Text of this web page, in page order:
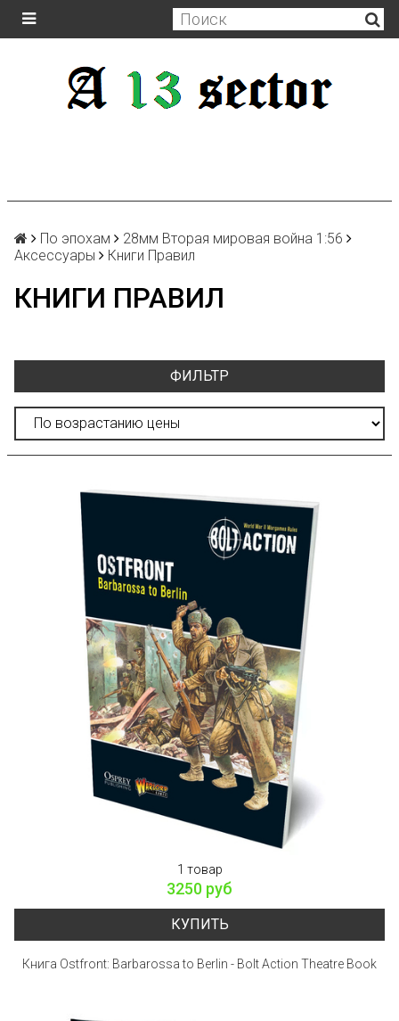
По эпохам
28мм Вторая мировая война 1:56
Аксессуары
Книги Правил
КНИГИ ПРАВИЛ
ФИЛЬТР
1 товар
3250 руб
КУПИТЬ
Книга Ostfront: Barbarossa to Berlin - Bolt Action Theatre Book